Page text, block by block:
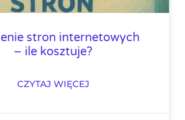
stron internetowych
– ile kosztuje?
CZYTAJ WIĘCEJ